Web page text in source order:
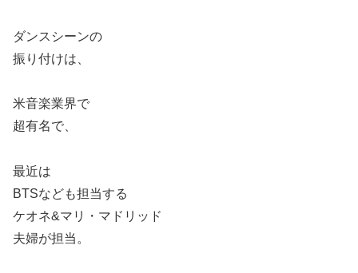
ダンスシーンの
振り付けは、
米音楽業界で
超有名で、
最近は
BTSなども担当する
ケオネ&マリ・マドリッド
夫婦が担当。